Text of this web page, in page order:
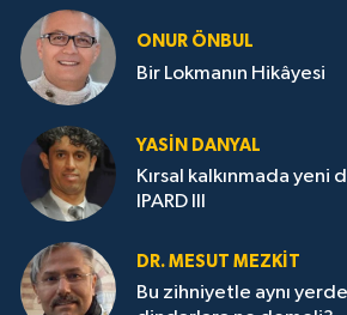
ONUR ÖNBUL
Bir Lokmanın Hikâyesi
YASIN DANYAL
Kırsal kalkınmada yeni
IPARD III
DR. MESUT MEZKIT
Bu zihniyetle aynı